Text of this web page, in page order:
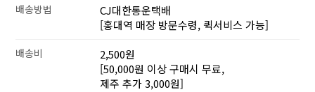
배송방법
CJ대한통운택배
[홍대역 매장 방문수령, 퀵서비스 가능]
배송비
2,500원
[50,000원 이상 구매시 무료,
제주 추가 3,000원]